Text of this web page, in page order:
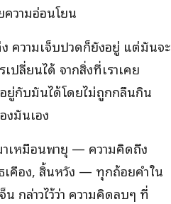
ความอ่อนโยน
ความเจ็บปวดก็ยังอยู่ แต่มันจะ
ปลี่ยนได้ จากสิ่งที่เราเคย
ยู่กับมันได้โดยไม่ถูกกลืนกิน
งมันเอง
าเหมือนพายุ — ความคิดถึง
เคือง, สิ้นหวัง — ทุกถ้อยคำใน
กล่าวไว้ว่า ความคิดลบๆ ที่